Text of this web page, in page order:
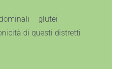
– glutei
di questi distretti